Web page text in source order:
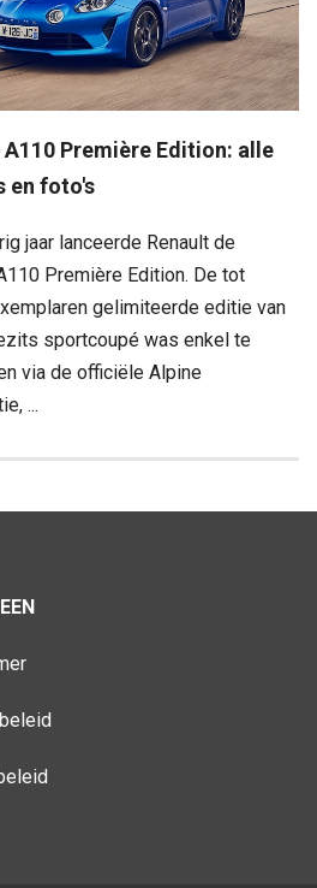
A110 Première Edition: alle
en foto's
jaar lanceerde Renault de
Première Edition. De tot
gelimiteerde editie van
sportcoupé was enkel te
via de officiële Alpine
...